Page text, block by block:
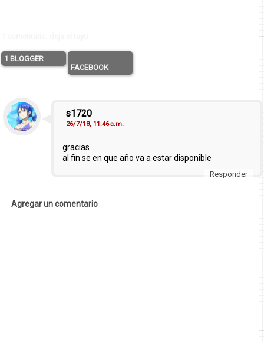
1 BLOGGER
FACEBOOK
s1720
26/7/18, 11:46 a.m.
gracias
al fin se en que año va a estar disponible
Responder
Agregar un comentario